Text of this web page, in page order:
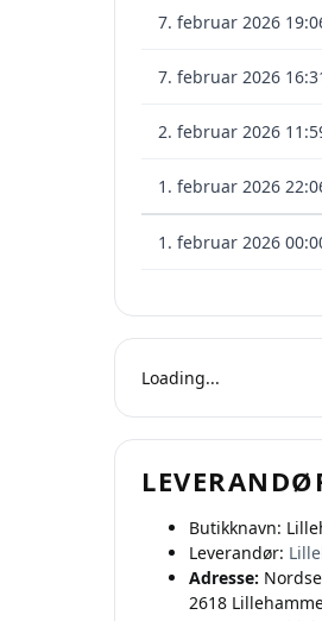
7. februar 2026
7. februar 2026
2. februar 2026
1. februar 2026
1. februar 2026
Loading...
Butikknavn:
Leverandør:
Adresse:
2618